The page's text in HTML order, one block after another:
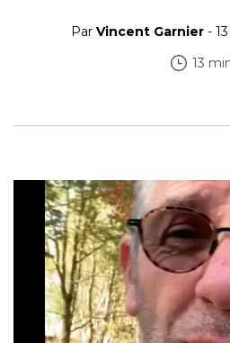
Par Vincent Garnier-
13